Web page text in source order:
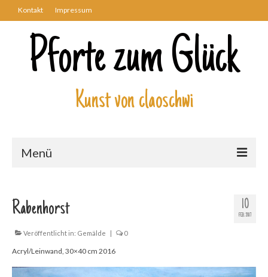
Kontakt Impressum
Pforte zum Glück
Kunst von claoschwi
Menü
Kunstwerke
Biblisch
Engel und Geflügelte
10
FEB. 2017
Rabenhorst
Veröffentlicht in: Gemälde | 0
Acryl/Leinwand, 30×40 cm 2016